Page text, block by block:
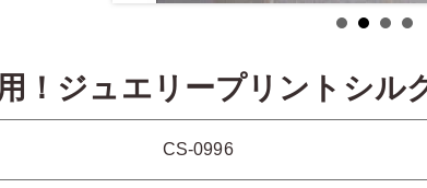
！ジュエリープリントシル
CS-0996